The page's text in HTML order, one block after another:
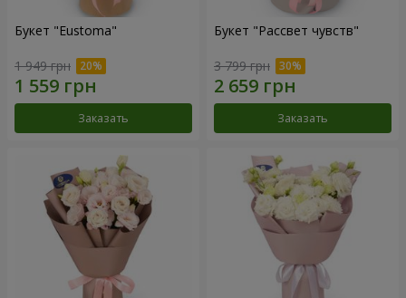
Букет "Eustoma"
1 949 грн
Заказать
Букет "Рассвет чувств"
3 799 грн
Заказать